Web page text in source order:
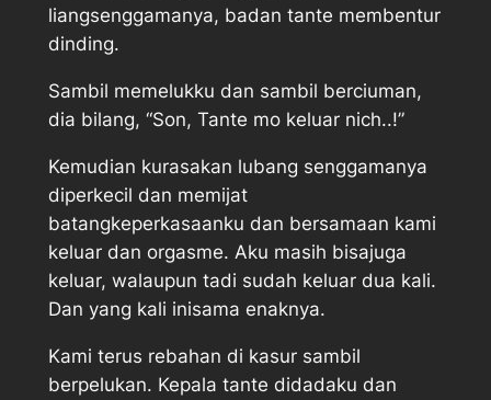
liangsenggamanya, badan tante membentur
dinding.
Sambil memelukku dan sambil berciuman,
dia bilang, “Son, Tante mo keluar nich..!”
Kemudian kurasakan lubang senggamanya
diperkecil dan memijat
batangkeperkasaanku dan bersamaan kami
keluar dan orgasme. Aku masih bisajuga
keluar, walaupun tadi sudah keluar dua kali.
Dan yang kali inisama enaknya.
Kami terus rebahan di kasur sambil
berpelukan. Kepala tante didadaku dan